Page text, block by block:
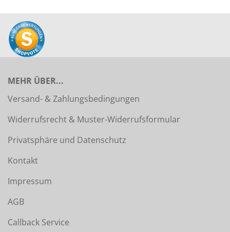
MEHR ÜBER...
Versand- & Zahlungsbedingungen
Widerrufsrecht & Muster-Widerrufsformular
Privatsphäre und Datenschutz
Kontakt
Impressum
AGB
Callback Service